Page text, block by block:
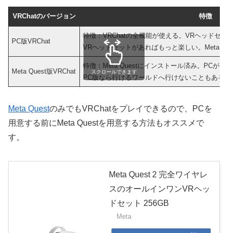
VRChatのバージョン 特徴
PC版VRChat
特徴：VRChatの全機能が使える。VRヘッドセ
VRヘッドセットがあればもっと楽しい。Meta
Meta Quest版VRChat
特徴：Meta Questにインストール済み。PCが
PC版なら行けるワールドへ行けないこともある
スクロールできます
Meta QuestのみでもVRChatをプレイできるので、PCを
用意する前にMeta Questを用意する方法もオススメで
す。
Meta Quest 2 完全ワイヤレ
スのオールインワンVRヘッ
ドセット 256GB
Meta